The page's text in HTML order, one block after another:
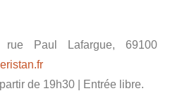
rue Paul Lafargue, 69100
de 19h30 | Entrée libre.